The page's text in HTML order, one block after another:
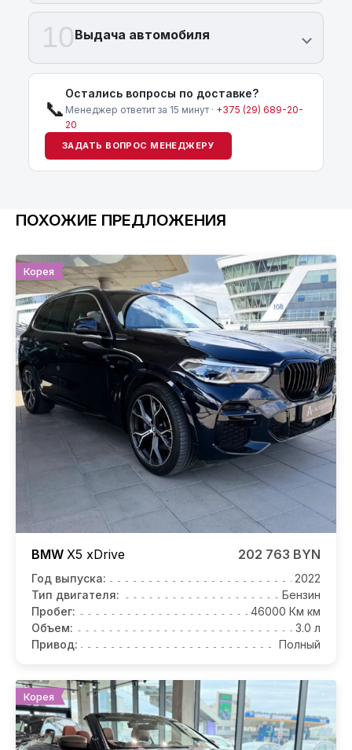
10Выдача автомобиля
📞
Остались вопросы по доставке?
Менеджер ответит за 15 минут · +375 (29) 689-20-
20
ЗАДАТЬ ВОПРОС МЕНЕДЖЕРУ
ПОХОЖИЕ ПРЕДЛОЖЕНИЯ
Корея
BMW X5 xDrive 202 763 BYN
Год выпуска:
2022
Тип двигателя:
Бензин
Пробег:
46000 Км км
Объем:
3.0 л
Привод:
Полный
Корея